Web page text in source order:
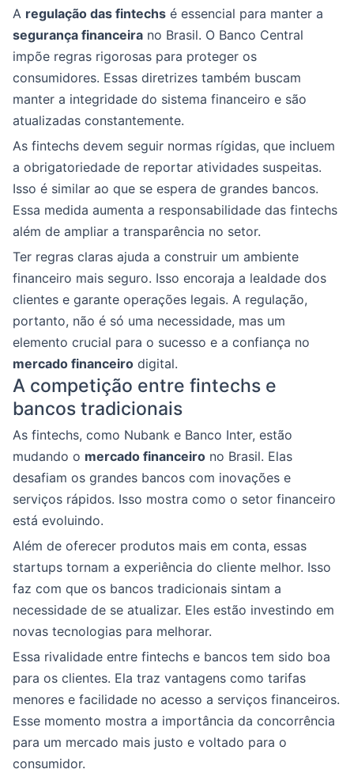
A regulação das fintechs é essencial para manter a
segurança financeira no Brasil. O Banco Central
impõe regras rigorosas para proteger os
consumidores. Essas diretrizes também buscam
manter a integridade do sistema financeiro e são
atualizadas constantemente.
As fintechs devem seguir normas rígidas, que incluem
a obrigatoriedade de reportar atividades suspeitas.
Isso é similar ao que se espera de grandes bancos.
Essa medida aumenta a responsabilidade das fintechs
além de ampliar a transparência no setor.
Ter regras claras ajuda a construir um ambiente
financeiro mais seguro. Isso encoraja a lealdade dos
clientes e garante operações legais. A regulação,
portanto, não é só uma necessidade, mas um
elemento crucial para o sucesso e a confiança no
mercado financeiro digital.
A competição entre fintechs e
bancos tradicionais
As fintechs, como Nubank e Banco Inter, estão
mudando o mercado financeiro no Brasil. Elas
desafiam os grandes bancos com inovações e
serviços rápidos. Isso mostra como o setor financeiro
está evoluindo.
Além de oferecer produtos mais em conta, essas
startups tornam a experiência do cliente melhor. Isso
faz com que os bancos tradicionais sintam a
necessidade de se atualizar. Eles estão investindo em
novas tecnologias para melhorar.
Essa rivalidade entre fintechs e bancos tem sido boa
para os clientes. Ela traz vantagens como tarifas
menores e facilidade no acesso a serviços financeiros.
Esse momento mostra a importância da concorrência
para um mercado mais justo e voltado para o
consumidor.